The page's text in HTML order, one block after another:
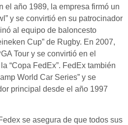
el año 1989, la empresa firmó un
y se convirtió en su patrocinador
al equipo de baloncesto
Cup” de Rugby. En 2007,
Tour y se convirtió en el
“Copa FedEx”. FedEx también
World Car Series” y se
principal desde el año 1997
se asegura de que todos sus